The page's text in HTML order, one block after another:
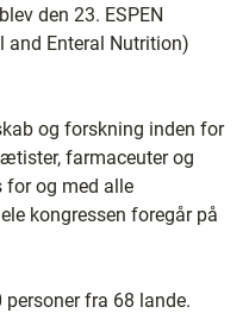
den 23. ESPEN
and Enteral Nutrition)
og forskning inden for
farmaceuter og
for og med alle
kongressen foregår på
fra 68 lande.